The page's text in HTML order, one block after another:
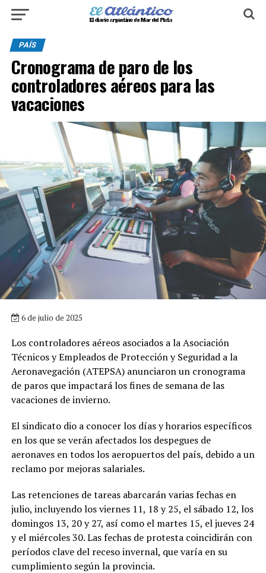
PAÍS
Cronograma de paro de los
controladores aéreos para las
vacaciones
6 de julio de 2025
Los controladores aéreos asociados a la Asociación
Técnicos y Empleados de Protección y Seguridad a la
Aeronavegación (ATEPSA) anunciaron un cronograma
de paros que impactará los fines de semana de las
vacaciones de invierno.
El sindicato dio a conocer los días y horarios específicos
en los que se verán afectados los despegues de
aeronaves en todos los aeropuertos del país, debido a un
reclamo por mejoras salariales.
Las retenciones de tareas abarcarán varias fechas en
julio, incluyendo los viernes 11, 18 y 25, el sábado 12, los
domingos 13, 20 y 27, así como el martes 15, el jueves 24
y el miércoles 30. Las fechas de protesta coincidirán con
períodos clave del receso invernal, que varía en su
cumplimiento según la provincia.